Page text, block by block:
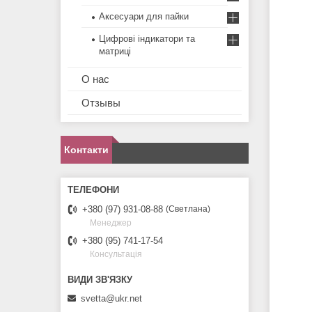
Аксесуари для пайки
Цифрові індикатори та
матриці
О нас
Отзывы
Контакти
+380 (97) 931-08-88 Светлана
Менеджер
+380 (95) 741-17-54
Консультація
svetta@ukr.net